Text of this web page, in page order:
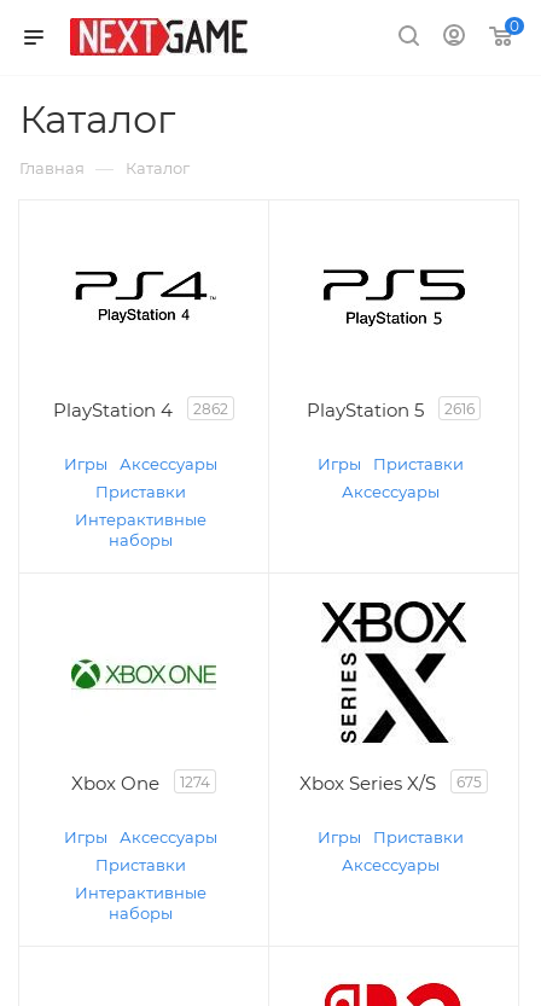
0
Каталог
Главная — Каталог
PlayStation 4 2862
Игры
Аксессуары
Приставки
Интерактивные
наборы
PlayStation 5 2616
Игры
Приставки
Аксессуары
Xbox One 1274
Игры
Аксессуары
Приставки
Интерактивные
наборы
Xbox Series X/S 675
Игры
Приставки
Аксессуары